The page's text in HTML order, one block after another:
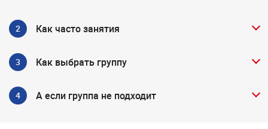
Как часто занятия
по 2 академических часа в группах по 5-10 человек.
Как выбрать группу
по результатам тестирования и устного собеседования
А если группа не подходит